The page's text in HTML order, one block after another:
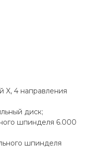
X, 4 направления
диск;
шпинделя 6.000
шпинделя